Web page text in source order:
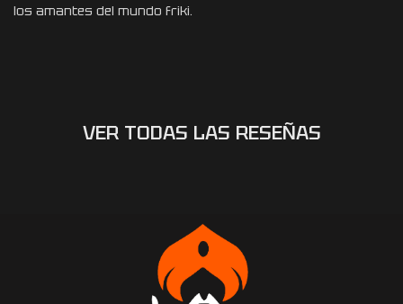
los amantes del mundo friki.
VER TODAS LAS RESEÑAS